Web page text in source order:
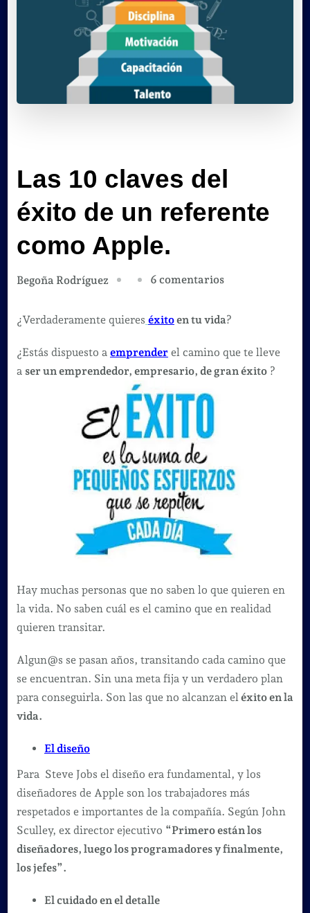
Las 10 claves del
éxito de un referente
como Apple.
Begoña Rodríguez 6 comentariosen
10
del
éxito
Apple.
¿Verdaderamente quieres éxitoen tu vida?
¿Estás dispuesto a emprenderel camino que te lleve
a ser un emprendedor, empresario, de gran éxito?
Hay muchas personas que no saben lo que quieren en
la vida. No saben cuál es el camino que en realidad
quieren transitar.
Algun@s se pasan años, transitando cada camino que
se encuentran. Sin una meta fija y un verdadero plan
para conseguirla. Son las que no alcanzan el éxito en la
vida.
El diseño
Para Steve Jobs el diseño era fundamental, y los
diseñadores de Apple son los trabajadores más
respetados e importantes de la compañía. Según John
Sculley, ex director ejecutivo “Primero están los
diseñadores, luego los programadores y finalmente,
los jefes”.
El cuidado en el detalle